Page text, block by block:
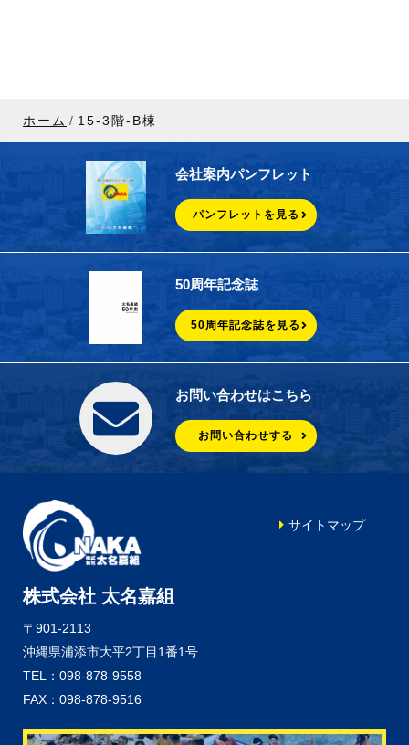
ホーム 15-3階-B棟
会社案内パンフレット
パンフレットを見る
50周年記念誌
50周年記念誌を見る
お問い合わせはこちら
お問い合わせする
株式会社 太名嘉組
〒901-2113
沖縄県浦添市大平2丁目1番1号
TEL：098-878-9558
FAX：098-878-9516
サイトマップ